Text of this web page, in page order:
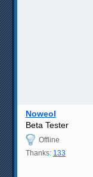
Noweol
Beta Tester
Offline
Thanks: 133